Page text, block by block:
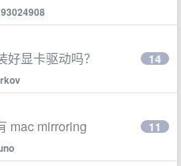
显卡驱动吗？ 14
mac mirroring 11